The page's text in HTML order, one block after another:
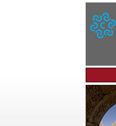
M
e
n
u
p